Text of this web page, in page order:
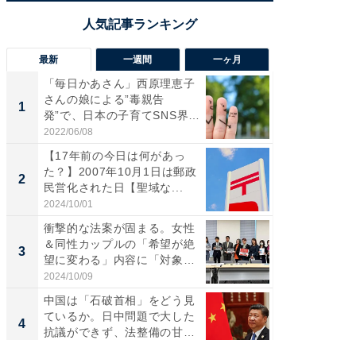
最新 一週間 一ヶ月
1
「毎日かあさん」西原理恵子
さんの娘による”毒親告
発”で、日本の子育てSNS界隈
が...
2022/06/08
2
【17年前の今日は何があっ
た？】2007年10月1日は郵政
民営化された日【聖域な...
2024/10/01
3
衝撃的な法案が固まる。女性
＆同性カップルの「希望が絶
望に変わる」内容に「対象者
の...
2024/10/09
4
中国は「石破首相」をどう見
ているか。日中問題で大した
抗議ができず、法整備の甘い